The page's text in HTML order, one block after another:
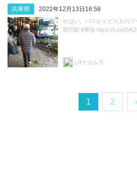
兵庫県 2022年12月13日16:58
やばい。バスがエビスタの
西宮駅 #事故 https://t.co/
LRナカムラ
1 2